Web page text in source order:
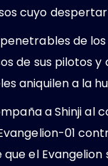
cuyo
de
de sus pilotos
aniquilen a la
a Shinji
01
el